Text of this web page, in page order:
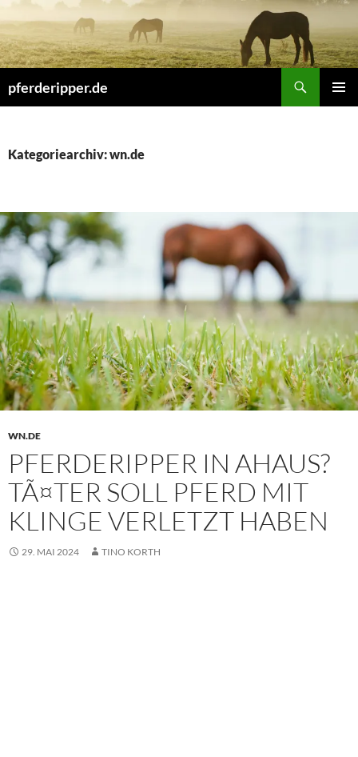
Inhalt
springen
pferderipper.de
Kategoriearchiv: wn.de
WN.DE
PFERDERIPPER IN AHAUS?
TÃ¤TER SOLL PFERD MIT
KLINGE VERLETZT HABEN
29. MAI 2024 TINO KORTH